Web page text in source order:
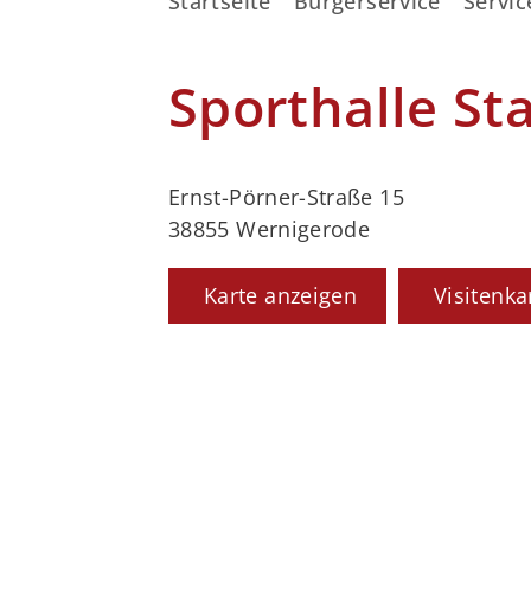
Sporthalle
Ernst-Pörner-Straße 15
38855 Wernigerode
Karte anzeigen